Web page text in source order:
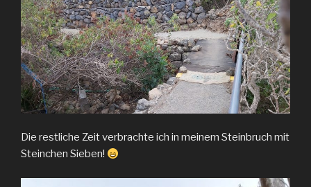
Die restliche Zeit verbrachte ich in meinem Steinbruch mit
Steinchen Sieben!